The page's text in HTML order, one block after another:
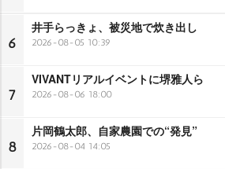
6
井手らっきょ、被災地で炊き出し
2026-08-05 10:39
7
VIVANTリアルイベントに堺雅人ら
2026-08-06 18:00
8
片岡鶴太郎、自家農園での“発見”
2026-08-04 14:05